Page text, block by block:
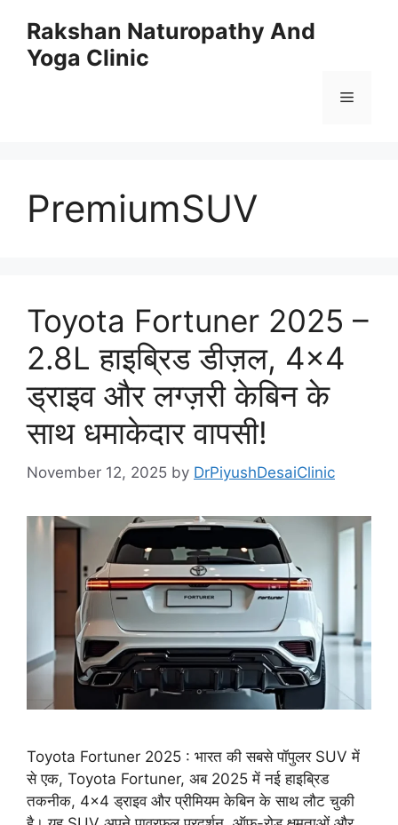
content
Rakshan Naturopathy And
Yoga Clinic
Menu
PremiumSUV
Toyota Fortuner 2025 –
2.8L हाइब्रिड डीज़ल, 4×4
ड्राइव और लग्ज़री केबिन के
साथ धमाकेदार वापसी!
November 12, 2025 by DrPiyushDesaiClinic
Toyota Fortuner 2025 : भारत की सबसे पॉपुलर SUV में
से एक, Toyota Fortuner, अब 2025 में नई हाइब्रिड
तकनीक, 4×4 ड्राइव और प्रीमियम केबिन के साथ लौट चुकी